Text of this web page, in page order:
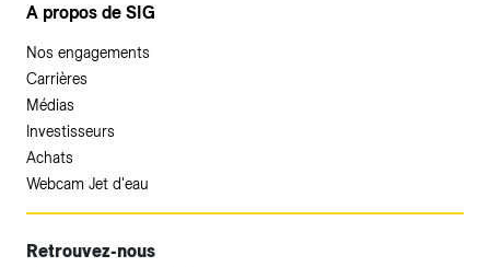
A propos de SIG
Nos engagements
Carrières
Médias
Investisseurs
Achats
Webcam Jet d'eau
Retrouvez-nous